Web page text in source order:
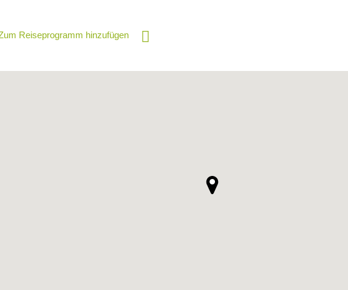
Reiseprogramm hinzufügen